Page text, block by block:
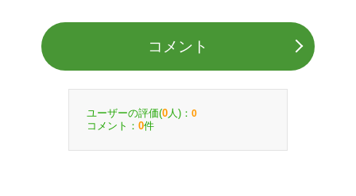
コメント
ユーザーの評価(0 人)： 0
コメント： 0件